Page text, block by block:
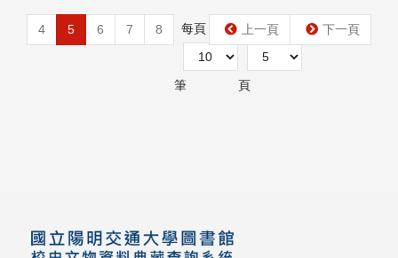
4 5 6 7 8 每頁
筆
第
頁
上一頁 下一頁